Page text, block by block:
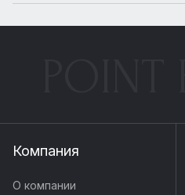
Компания
О компании